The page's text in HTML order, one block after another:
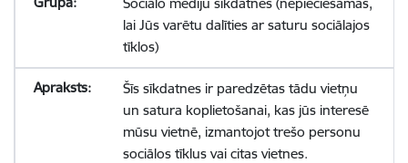
lai Jūs varētu dalīties ar saturu sociālajos
tīklos)
Šīs sīkdatnes ir paredzētas tādu vietņu
un satura koplietošanai, kas jūs interesē
mūsu vietnē, izmantojot trešo personu
sociālos tīklus vai citas vietnes.